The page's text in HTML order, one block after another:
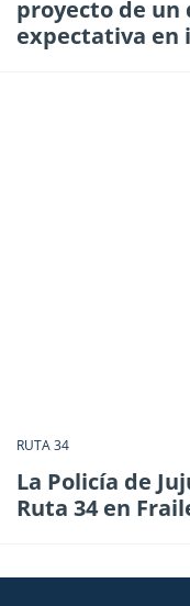
proyecto de un
expectativa en
RUTA 34
La Policía de
Ruta 34 en